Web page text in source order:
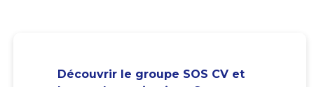
Découvrir le groupe SOS CV et